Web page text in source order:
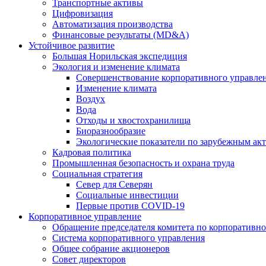
Транспортные активы
Цифровизация
Автоматизация производства
Финансовые результаты (MD&A)
Устойчивое развитие
Большая Норильская экспедиция
Экология и изменение климата
Совершенствование корпоративного
Изменение климата
Воздух
Вода
Отходы и хвостохранилища
Биоразнообразие
Экологические показатели по зарубежным
Кадровая политика
Промышленная безопасность и охрана труда
Социальная стратегия
Север для Северян
Социальные инвестиции
Первые против COVID‑19
Корпоративное управление
Обращение председателя комитета по
Система корпоративного управления
Общее собрание акционеров
Совет директоров